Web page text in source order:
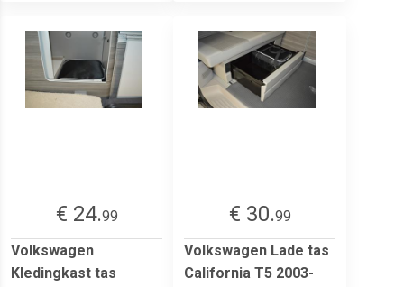
€ 24.99
Volkswagen
Kledingkast tas
€ 30.99
Volkswagen Lade tas
California T5 2003-